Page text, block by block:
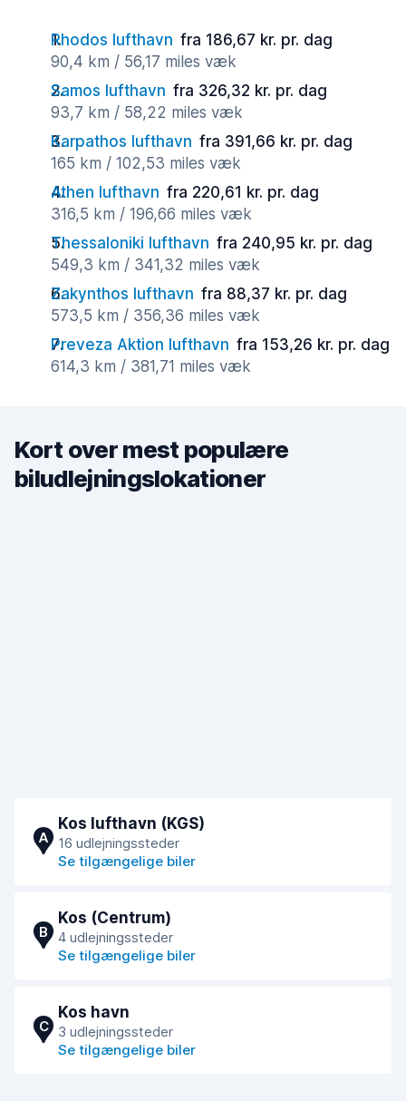
Rhodos lufthavn fra 186,67 kr. pr. dag
90,4 km / 56,17 miles væk
Samos lufthavn fra 326,32 kr. pr. dag
93,7 km / 58,22 miles væk
Karpathos lufthavn fra 391,66 kr. pr. dag
165 km / 102,53 miles væk
Athen lufthavn fra 220,61 kr. pr. dag
316,5 km / 196,66 miles væk
Thessaloniki lufthavn fra 240,95 kr. pr. dag
549,3 km / 341,32 miles væk
Zakynthos lufthavn fra 88,37 kr. pr. dag
573,5 km / 356,36 miles væk
Preveza Aktion lufthavn fra 153,26 kr. pr. dag
614,3 km / 381,71 miles væk
Kort over mest populære
biludlejningslokationer
A
Kos lufthavn (KGS)
16 udlejningssteder
Se tilgængelige biler
B
Kos (Centrum)
4 udlejningssteder
Se tilgængelige biler
C
Kos havn
3 udlejningssteder
Se tilgængelige biler